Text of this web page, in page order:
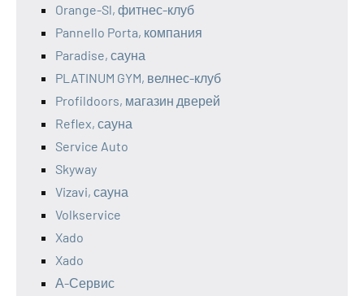
Orange-Sl, фитнес-клуб
Pannello Porta, компания
Paradise, сауна
PLATINUM GYM, велнес-клуб
Profildoors, магазин дверей
Reflex, сауна
Service Auto
Skyway
Vizavi, сауна
Volkservice
Xado
Xado
А-Сервис